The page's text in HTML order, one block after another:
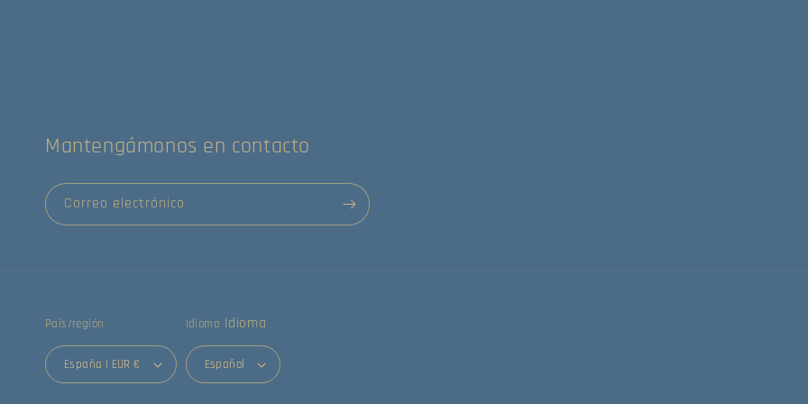
Mantengámonos en contacto
Correo electrónico
País/región
España | EUR €
Idioma Idioma
Español